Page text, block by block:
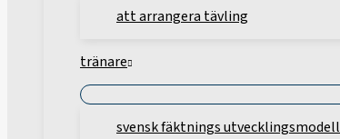
att arrangera tävling
tränare
svensk fäktnings utvecklingsmodell